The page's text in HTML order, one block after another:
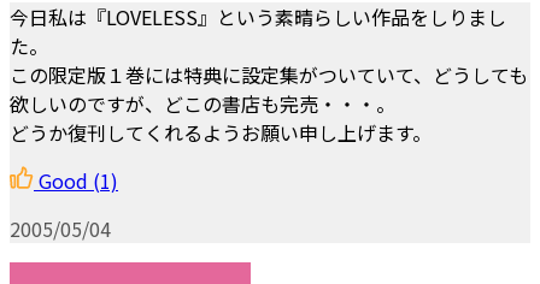
今日私は『LOVELESS』という素晴らしい作品をしりまし
た。
この限定版１巻には特典に設定集がついていて、どうしても
欲しいのですが、どこの書店も完売・・・。
どうか復刊してくれるようお願い申し上げます。
Good (1)
2005/05/04